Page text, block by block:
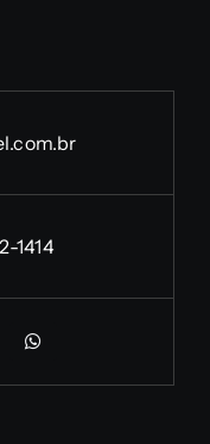
1414